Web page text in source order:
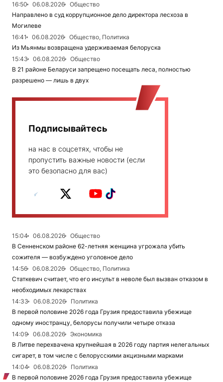
16:50
06.08.2026
Общество
Направлено в суд коррупционное дело директора лесхоза в
Могилеве
16:41
06.08.2026
Общество, Политика
Из Мьянмы возвращена удерживаемая белоруска
15:43
06.08.2026
Общество
В 21 районе Беларуси запрещено посещать леса, полностью
разрешено — лишь в двух
Подписывайтесь
на нас в соцсетях, чтобы не
пропустить важные новости (если
это безопасно для вас)
15:04 06.08.2026
Общество
В Сенненском районе 62-летняя женщина угрожала убить
сожителя — возбуждено уголовное дело
14:56
06.08.2026
Общество, Политика
Статкевич считает, что его инсульт в неволе был вызван отказом в
необходимых лекарствах
14:33
06.08.2026
Политика
В первой половине 2026 года Грузия предоставила убежище
одному иностранцу, белорусы получили четыре отказа
14:09
06.08.2026
Экономика
В Литве перехвачена крупнейшая в 2026 году партия нелегальных
сигарет, в том числе с белорусскими акцизными марками
14:04
06.08.2026
Политика
В первой половине 2026 года Грузия предоставила убежище